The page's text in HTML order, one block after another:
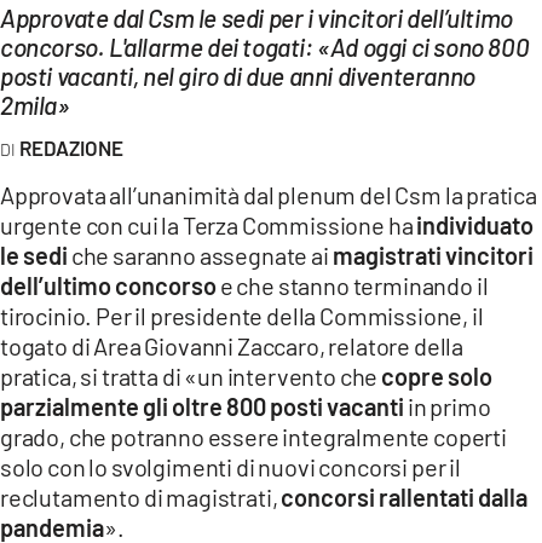
LAC TV
LAC NETWORK
LAC ONAIR
LaC
Network
LACPLAY.IT
LACTV.IT
LACONAIR.IT
LACITYMAG.IT
ILREGGINO.IT
COSENZACHANNEL.IT
Approvate dal Csm le sedi per i vincitori dell’ultimo
concorso. L'allarme dei togati: «Ad oggi ci sono 800
posti vacanti, nel giro di due anni diventeranno
2mila»
REDAZIONE
Approvata all’unanimità dal plenum del Csm la pratica
urgente con cui la Terza Commissione haindividuato
le sedi che saranno assegnate ai magistrati vincitori
dell’ultimo concorsoe che stanno terminando il
tirocinio. Per il presidente della Commissione, il
togato di Area Giovanni Zaccaro, relatore della
pratica, si tratta di «un intervento che copre solo
parzialmente gli oltre 800 posti vacanti in primo
grado, che potranno essere integralmente coperti
solo con lo svolgimenti di nuovi concorsi per il
reclutamento di magistrati,concorsi rallentati dalla
pandemia».